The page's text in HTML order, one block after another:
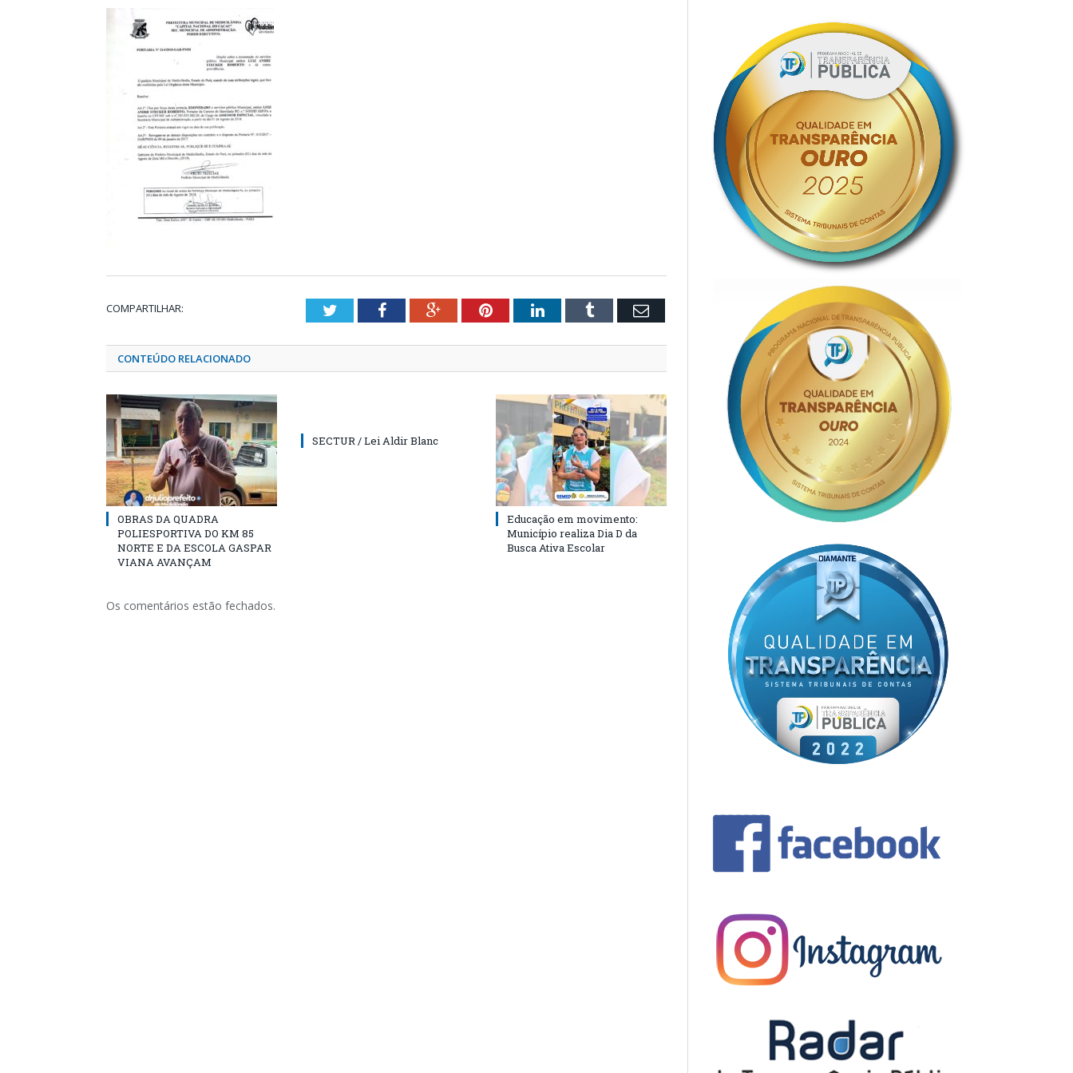
COMPARTILHAR: TwitterFacebookGoogle+PinterestLinkedInTumblr Email
CONTEÚDO RELACIONADO
OBRAS DA QUADRA
POLIESPORTIVA DO KM 85
NORTE E DA ESCOLA GASPAR
VIANA AVANÇAM
SECTUR / Lei Aldir Blanc
Educação em movimento:
Município realiza Dia D da
Busca Ativa Escolar
Os comentários estão fechados.